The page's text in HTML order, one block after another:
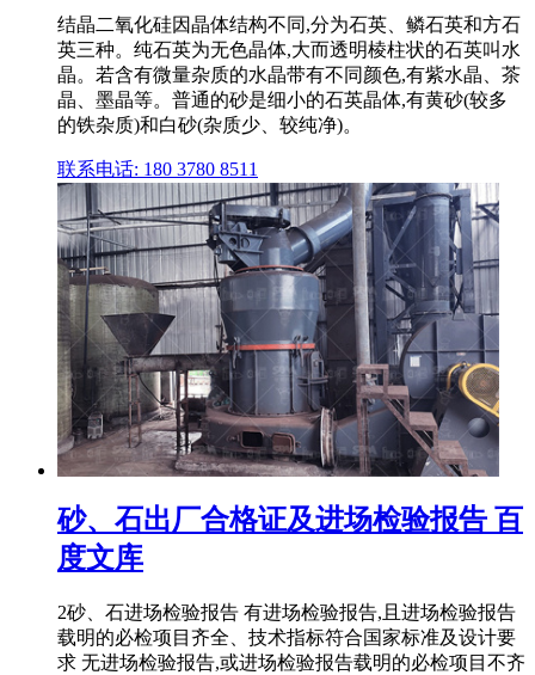
结晶二氧化硅因晶体结构不同,分为石英、鳞石英和方石
英三种。纯石英为无色晶体,大而透明棱柱状的石英叫水
晶。若含有微量杂质的水晶带有不同颜色,有紫水晶、茶
晶、墨晶等。普通的砂是细小的石英晶体,有黄砂(较多
的铁杂质)和白砂(杂质少、较纯净)。
联系电话: 180 3780 8511
砂、石出厂合格证及进场检验报告 百
度文库
2砂、石进场检验报告 有进场检验报告,且进场检验报告
载明的必检项目齐全、技术指标符合国家标准及设计要
求 无进场检验报告,或进场检验报告载明的必检项目不齐